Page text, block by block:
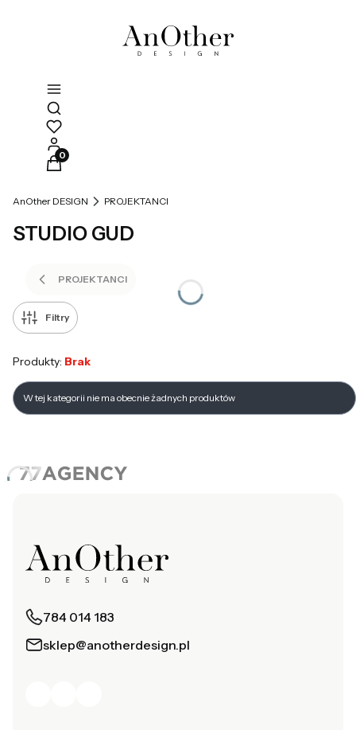
Otwórz wyszukiwarkę
Produkty w koszyku: 0. Zobacz szczegóły
AnOther DESIGN PROJEKTANCI
STUDIO GUD
PROJEKTANCI
Filtry
Produkty: Brak
Lista produktów
W tej kategorii nie ma obecnie żadnych produktów
784 014 183
sklep@anotherdesign.pl